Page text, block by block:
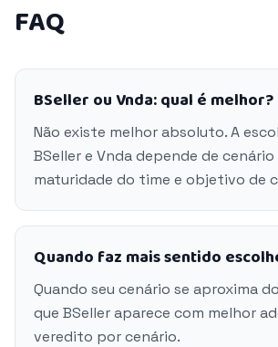
FAQ
BSeller ou Vnda: qual é melhor?
Não existe melhor absoluto. A
BSeller e Vnda depende de
maturidade do time e objetivo de
Quando faz mais sentido
Quando seu cenário se aproxima
que BSeller aparece com melhor
veredito por cenário.